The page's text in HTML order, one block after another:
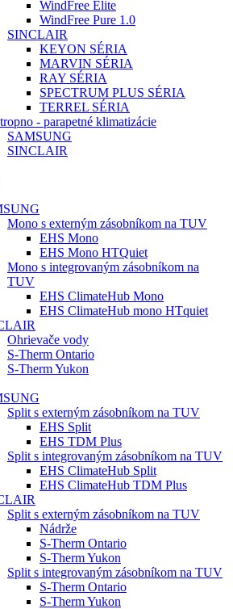
WindFree Elite
WindFree Pure 1.0
SINCLAIR
KEYON SÉRIA
MARVIN SÉRIA
RAY SÉRIA
SPECTRUM PLUS SÉRIA
TERREL SÉRIA
- parapetné klimatizácie
SAMSUNG
SINCLAIR
Mono s externým zásobníkom na TUV
EHS Mono
EHS Mono HTQuiet
Mono s integrovaným zásobníkom na
TUV
EHS ClimateHub Mono
EHS ClimateHub mono HTquiet
Ohrievače vody
S-Therm Ontario
S-Therm Yukon
Split s externým zásobníkom na TUV
EHS Split
EHS TDM Plus
Split s integrovaným zásobníkom na TUV
EHS ClimateHub Split
EHS ClimateHub TDM Plus
Split s externým zásobníkom na TUV
Nádrže
S-Therm Ontario
S-Therm Yukon
Split s integrovaným zásobníkom na TUV
S-Therm Ontario
S-Therm Yukon